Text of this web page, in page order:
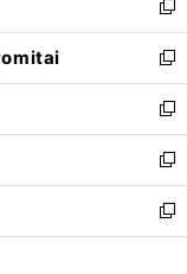
く
ド
ウ
で
開
く
ィ
ン
ド
ウ
で
開
く
い
ウ
ィ
ン
ド
ウ
で
開
く
新
し
い
ウ
ィ
ン
ド
ウ
で
開
新
し
い
ウ
ィ
ン
ド
ウ
新
し
い
ウ
ィ
ン
新
し
い
ウ
新
し